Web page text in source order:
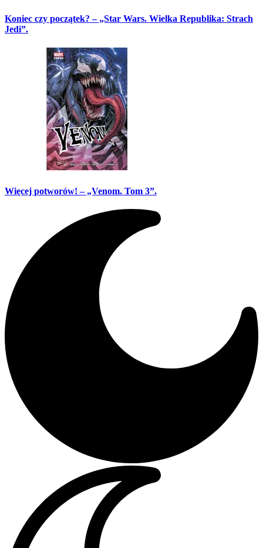
Koniec czy początek? – „Star Wars. Wielka Republika: Strach
Jedi”.
Więcej potworów! – „Venom. Tom 3”.